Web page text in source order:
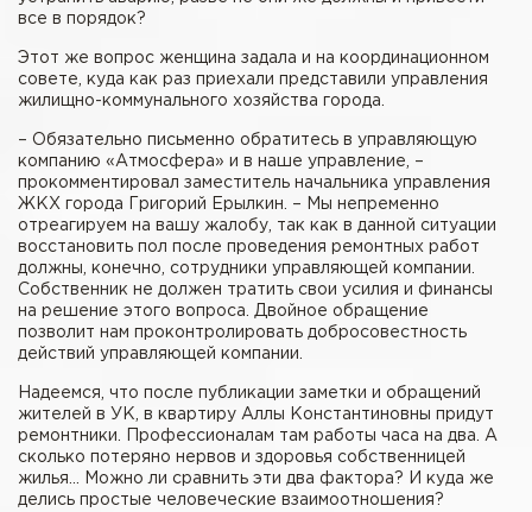
все в порядок?
Этот же вопрос женщина задала и на координационном
совете, куда как раз приехали представили управления
жилищно-коммунального хозяйства города.
– Обязательно письменно обратитесь в управляющую
компанию «Атмосфера» и в наше управление, –
прокомментировал заместитель начальника управления
ЖКХ города Григорий Ерылкин. – Мы непременно
отреагируем на вашу жалобу, так как в данной ситуации
восстановить пол после проведения ремонтных работ
должны, конечно, сотрудники управляющей компании.
Собственник не должен тратить свои усилия и финансы
на решение этого вопроса. Двойное обращение
позволит нам проконтролировать добросовестность
действий управляющей компании.
Надеемся, что после публикации заметки и обращений
жителей в УК, в квартиру Аллы Константиновны придут
ремонтники. Профессионалам там работы часа на два. А
сколько потеряно нервов и здоровья собственницей
жилья... Можно ли сравнить эти два фактора? И куда же
делись простые человеческие взаимоотношения?